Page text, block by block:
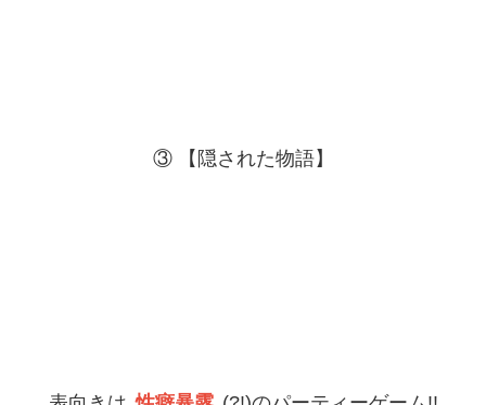
③ 【隠された物語】